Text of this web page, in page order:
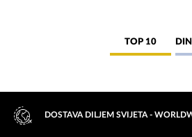
TOP 10
DOSTAVA DILJEM SVIJETA -